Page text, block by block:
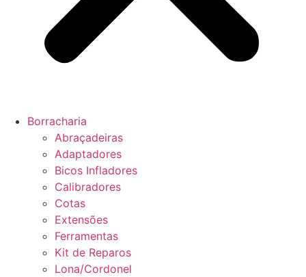
Borracharia
Abraçadeiras
Adaptadores
Bicos Infladores
Calibradores
Cotas
Extensões
Ferramentas
Kit de Reparos
Lona/Cordonel